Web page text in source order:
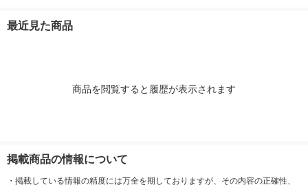
最近見た商品
商品を閲覧すると履歴が表示されます
掲載商品の情報について
・ 掲載している情報の精度には万全を期しておりますが、その内容の正確性、